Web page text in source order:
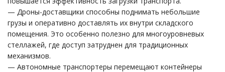
— Дроны-доставщики способны поднимать небольшие
грузы и оперативно доставлять их внутри складского
помещения. Это особенно полезно для многоуровневых
стеллажей, где доступ затруднен для традиционных
механизмов.
— Автономные транспортеры перемещают контейнеры